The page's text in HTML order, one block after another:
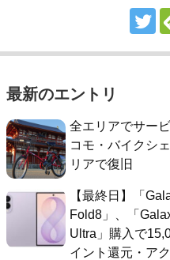
最新のエントリ
全エリアでサー
コモ・バイクシ
リアで復旧
【最終日】「
Fold8」、「
Ultra」購入で
イント還元・ア